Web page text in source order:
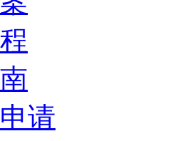
请